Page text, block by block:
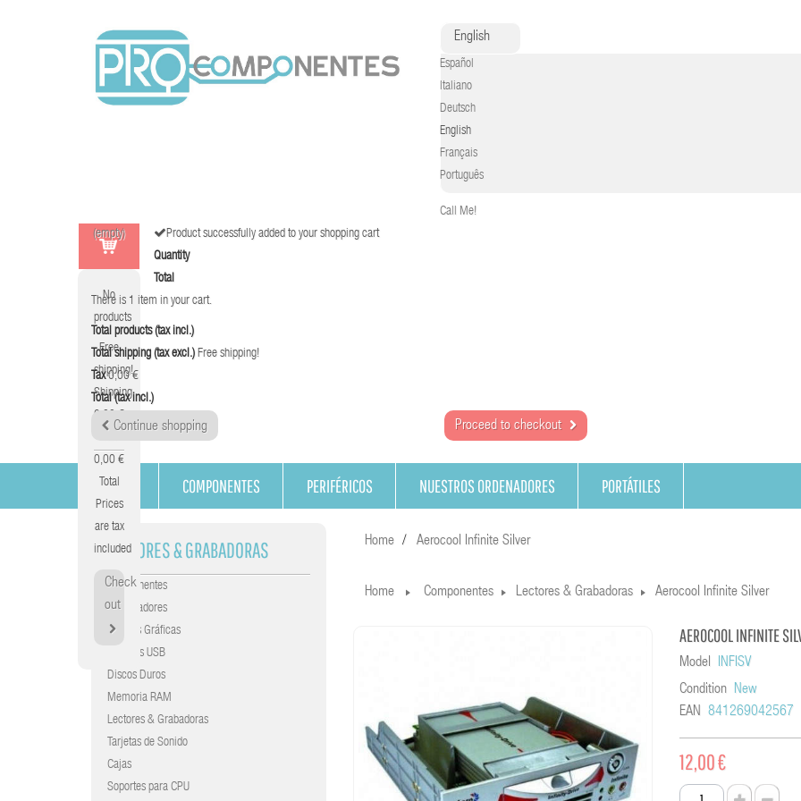
English
Español
Italiano
Deutsch
English
Français
Português
Call Me!
(empty)
No
products
Free
shipping!
Shipping
0,00 €
0,00 €
Total
Prices
are tax
included
Check
out
Product successfully added to your shopping cart
Quantity
Total
There is 1 item in your cart.
Total products (tax incl.)
Total shipping (tax excl.) Free shipping!
Tax 0,00 €
Total (tax incl.)
Continue shopping Proceed to checkout
COMPONENTES PERIFÉRICOS NUESTROS ORDENADORES PORTÁTILES
LECTORES & GRABADORAS
Componentes
Procesadores
Tarjetas Gráficas
Gráficas USB
Discos Duros
Memoria RAM
Lectores & Grabadoras
Tarjetas de Sonido
Cajas
Soportes para CPU
Home Aerocool Infinite Silver
Home Componentes Lectores & Grabadoras Aerocool Infinite Silver
AEROCOOL INFINITE
Model
INFISV
Condition New
EAN 841269042567
12,00 €